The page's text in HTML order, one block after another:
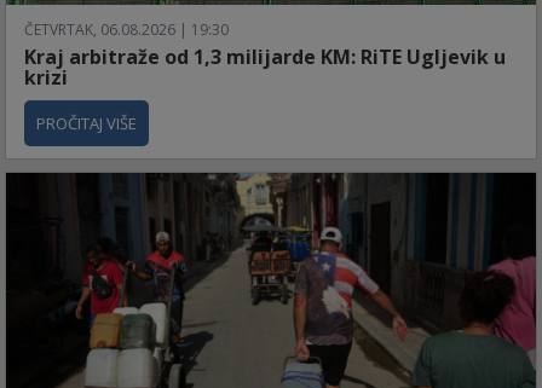
ČETVRTAK, 06.08.2026 | 19:30
Kraj arbitraže od 1,3 milijarde KM: RiTE Ugljevik u
krizi
PROČITAJ VIŠE